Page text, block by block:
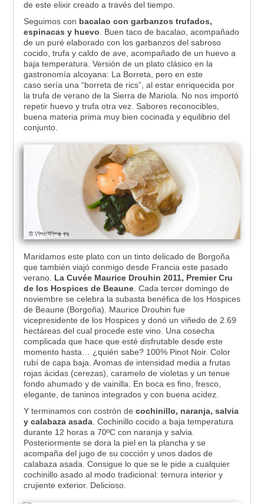
de este elixir creado a través del tiempo.
Seguimos con bacalao con garbanzos trufados,
espinacas y huevo . Buen taco de bacalao, acompañado
de un puré elaborado con los garbanzos del sabroso
cocido, trufa y caldo de ave, acompañado de un huevo a
baja temperatura. Versión de un plato clásico en la
gastronomía alcoyana: La Borreta, pero en este
caso sería una “borreta de rics”, al estar enriquecida por
la trufa de verano de la Sierra de Mariola. No nos importó
repetir huevo y trufa otra vez. Sabores reconocibles,
buena materia prima muy bien cocinada y equilibrio del
conjunto.
Maridamos este plato con un tinto delicado de Borgoña
que también viajó conmigo desde Francia este pasado
verano. La Cuvée Maurice Drouhin 2011, Premier Cru
de los Hospices de Beaune. Cada tercer domingo de
noviembre se celebra la subasta benéfica de los Hospices
de Beaune (Borgoña). Maurice Drouhin fue
vicepresidente de los Hospices y donó un viñedo de 2.69
hectáreas del cual procede este vino. Una cosecha
complicada que hace que esté disfrutable desde este
momento hasta… ¿quién sabe? 100% Pinot Noir. Color
rubí de capa baja. Aromas de intensidad media a frutas
rojas ácidas (cerezas), caramelo de violetas y un tenue
fondo ahumado y de vainilla. En boca es fino, fresco,
elegante, de taninos integrados y con buena acidez.
Y terminamos con costrón de cochinillo, naranja, salvia
y calabaza asada. Cochinillo cocido a baja temperatura
durante 12 horas a 70ºC con naranja y salvia.
Posteriormente se dora la piel en la plancha y se
acompaña del jugo de su cocción y unos dados de
calabaza asada. Consigue lo que se le pide a cualquier
cochinillo asado al modo tradicional: ternura interior y
crujiente exterior. Delicioso.